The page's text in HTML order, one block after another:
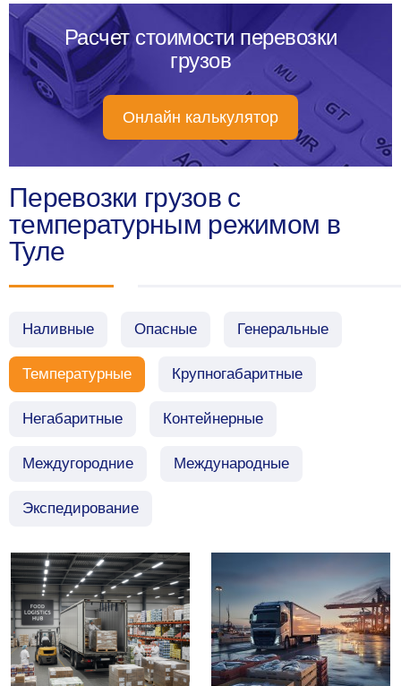
Расчет стоимости перевозки
грузов
Онлайн калькулятор
Перевозки грузов с
температурным режимом в
Туле
Наливные Опасные Генеральные
Температурные Крупногабаритные
Негабаритные Контейнерные
Междугородние Международные
Экспедирование